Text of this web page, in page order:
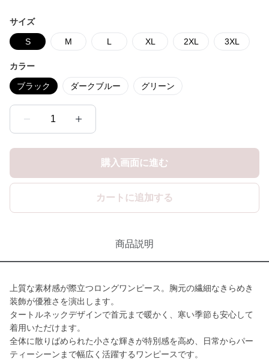
サイズ
S M L XL 2XL 3XL
カラー
ブラック ダークブルー グリーン
1
購入画面に進む
カートに追加する
商品説明
上質な素材感が際立つロングワンピース。胸元の繊細なきらめき
装飾が優雅さを演出します。
タートルネックデザインで首元まで暖かく、寒い季節も安心して
着用いただけます。
全体に散りばめられた小さな輝きが特別感を高め、日常からパー
ティーシーンまで幅広く活躍するワンピースです。